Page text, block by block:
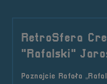
RetroSfera
"Rafalski"
Poznajcie Rafała